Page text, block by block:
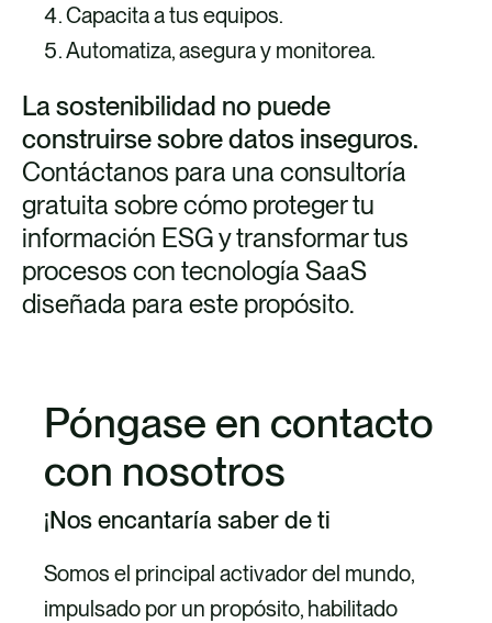
Capacita a tus equipos.
Automatiza, asegura y monitorea.
La sostenibilidad no puede
construirse sobre datos inseguros.
Contáctanos para una consultoría
gratuita sobre cómo proteger tu
información ESG y transformar tus
procesos con tecnología SaaS
diseñada para este propósito.
Póngase en contacto
con nosotros
¡Nos encantaría saber de ti
Somos el principal activador del mundo,
impulsado por un propósito, habilitado